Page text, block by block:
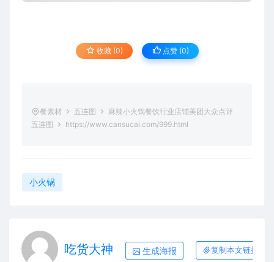
收藏 (0) 点赞 (0)
餐素材 五连图
麻辣小火锅餐饮行业店铺美团大众点评
五连图
https://www.cansucai.com/999.html
小火锅
吃货大神 生成海报 复制本文链接